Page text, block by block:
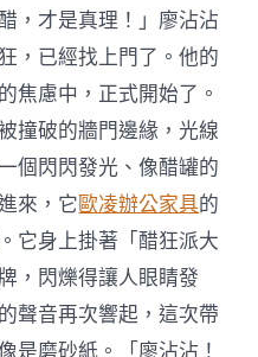
，才是真理！」廖沾沾
，已經找上門了。他的
焦慮中，正式開始了。
撞破的牆門邊緣，光線
個閃閃發光、像醋罐的
來，它歐凌辦公家具的
它身上掛著「醋狂派大
，閃爍得讓人眼睛發
聲音再次響起，這次帶